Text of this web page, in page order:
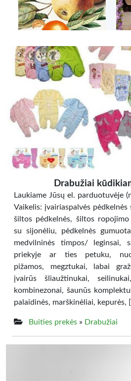
Drabužiai
Laukiame Jūsų el. parduotuvėje
Vaikelis: įvairiaspalvės
šiltos pėdkelnės, šiltos ropojimo
su sijonėliu, pėdkelnės
medvilninės timpos/ leginsai,
priekyje ar ties petuku,
pižamos, megztukai, labai
įvairūs šliaužtinukai,
kombinezonai, šaunūs
palaidinės, marškinėliai, kepurės,
Buities prekės » Drabužiai